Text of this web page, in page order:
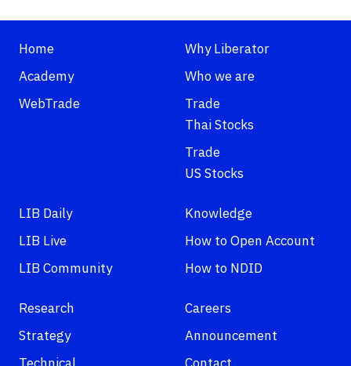
Home
Academy
WebTrade
Why Liberator
Who we are
Trade
Thai Stocks
Trade
US Stocks
LIB Daily
LIB Live
LIB Community
Knowledge
How to Open Account
How to NDID
Research
Strategy
Careers
Announcement